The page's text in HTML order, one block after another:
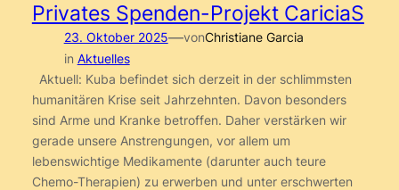
Privates Spenden-Projekt CariciaS
23. Oktober 2025—vonChristiane Garcia
in Aktuelles
Aktuell: Kuba befindet sich derzeit in der schlimmsten
humanitären Krise seit Jahrzehnten. Davon besonders
sind Arme und Kranke betroffen. Daher verstärken wir
gerade unsere Anstrengungen, vor allem um
lebenswichtige Medikamente (darunter auch teure
Chemo-Therapien) zu erwerben und unter erschwerten